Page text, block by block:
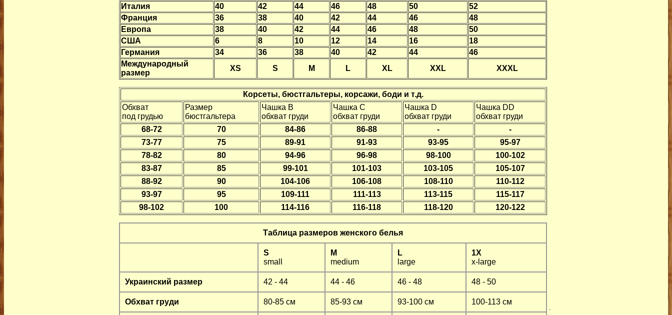
Италия
40 42 44 46 48 50
52
Франция
36 38 40 42 44 46
48
Европа
38 40 42 44 46 48
50
США
6 8 10 12 14 16
18
Германия
34 36 38 40 42 44
46
Международный
размер
XS S M L XL XXL XXXL
Корсеты, бюстгальтеры, корсажи, боди и т.д.
Обхват
под грудью
Размер
бюстгальтера
Чашка B
обхват груди
Чашка C
обхват груди
Чашка D
обхват груди
Чашка DD
обхват груди
68-72
70 84-86 86-88 -
-
73-77
75 89-91 91-93 93-95
95-97
78-82
80 94-96 96-98 98-100
100-102
83-87
85 99-101 101-103 103-105
105-107
88-92
90 104-106 106-108 108-110
110-112
93-97
95 109-111 111-113 113-115
115-117
98-102
100 114-116 116-118 118-120 120-122
Таблица размеров женского белья
S
small
M
medium
L
large
1X
x-large
Украинский размер 42 - 44 44 - 46 46 - 48 48 - 50
Обхват груди 80-85 см 85-93 см 93-100 см 100-113 см
.